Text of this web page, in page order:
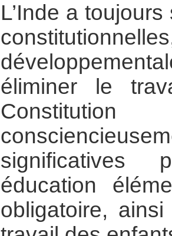
L’Inde a
éliminer le
significatives
éducation
obligatoire,